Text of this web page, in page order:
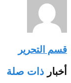
قسم التحرير
أخبار ذات صلة